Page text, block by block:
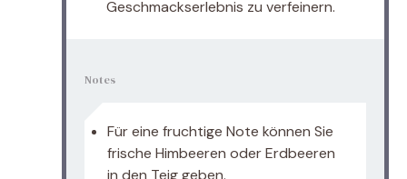
Geschmackserlebnis zu verfeinern.
Notes
Für eine fruchtige Note können Sie
frische Himbeeren oder Erdbeeren
in den Teig geben.